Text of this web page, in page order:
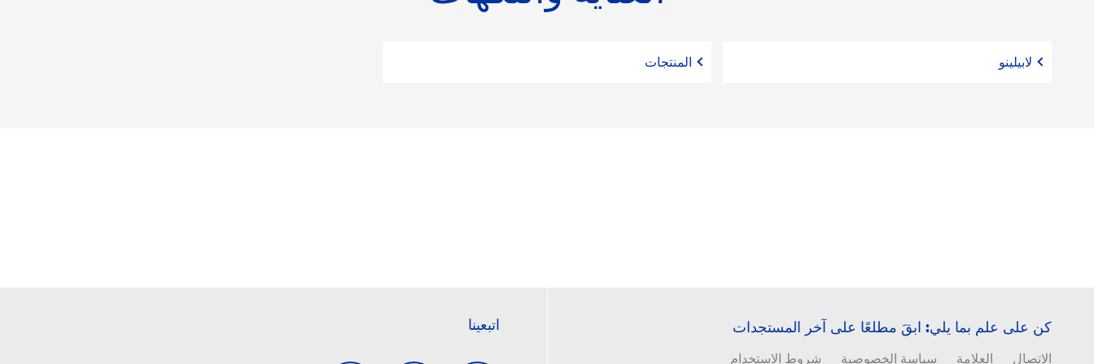
لابيلينو المنتجات
كن على علم بما يلي: ابقَ مطلعًا على آخر المستجدات
الاتصال العلامة سياسة الخصوصية شروط الاستخدام
اتبعينا